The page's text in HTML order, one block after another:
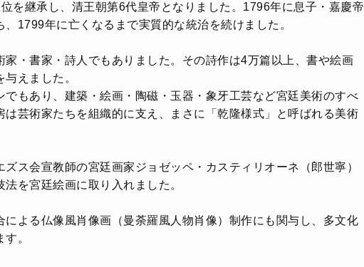
を継承し、清王朝第6代皇帝となりました。1796年に息子・嘉慶帝
1799年に亡くなるまで実質的な統治を続けました。
・書家・詩人でもありました。その詩作は4万篇以上、書や絵画
えました。
もあり、建築・絵画・陶磁・玉器・象牙工芸など宮廷美術のすべ
芸術家たちを組織的に支え、まさに「乾隆様式」と呼ばれる美術
ス会宣教師の宮廷画家ジョゼッペ・カスティリオーネ（郎世寧）
を宮廷絵画に取り入れました。
による仏像風肖像画（曼荼羅風人物肖像）制作にも関与し、多文化
。